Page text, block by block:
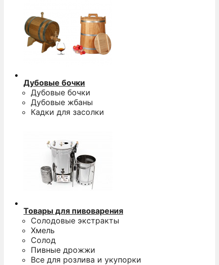
Дубовые бочки
Дубовые бочки
Дубовые жбаны
Кадки для засолки
Товары для пивоварения
Солодовые экстракты
Хмель
Солод
Пивные дрожжи
Все для розлива и укупорки